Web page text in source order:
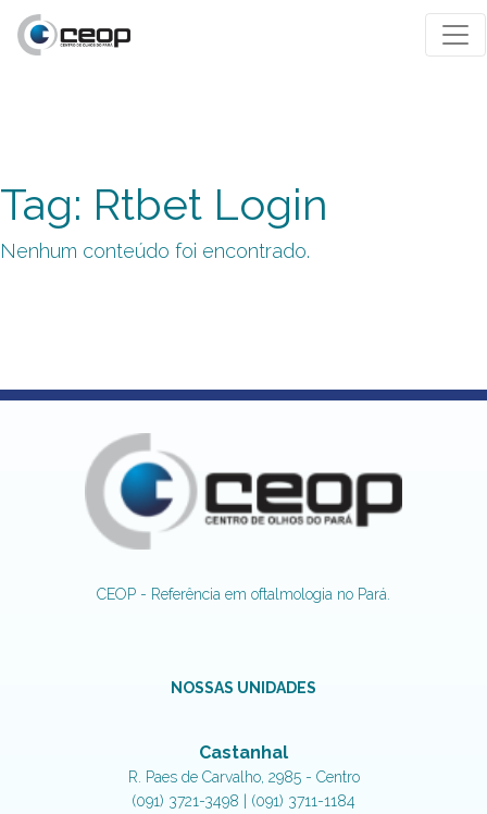
Tag: Rtbet Login
Nenhum conteúdo foi encontrado.
CEOP - Referência em oftalmologia no Pará.
NOSSAS UNIDADES
Castanhal
R. Paes de Carvalho, 2985 - Centro
(091) 3721-3498 | (091) 3711-1184